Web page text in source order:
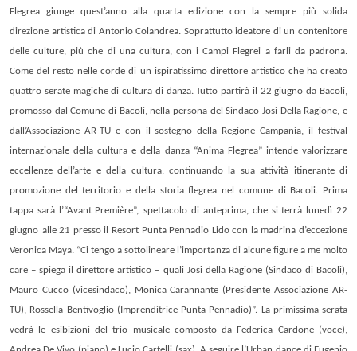
Flegrea giunge quest’anno alla quarta edizione con la sempre più solida
direzione artistica di Antonio Colandrea. Soprattutto ideatore di un contenitore
delle culture, più che di una cultura, con i Campi Flegrei a farli da padrona.
Come del resto nelle corde di un ispiratissimo direttore artistico che ha creato
quattro serate magiche di cultura di danza. Tutto partirà il 22 giugno da Bacoli,
promosso dal Comune di Bacoli, nella persona del Sindaco Josi Della Ragione, e
dall’Associazione AR-TU e con il sostegno della Regione Campania,il festival
internazionale della cultura e della danza “Anima Flegrea” intende valorizzare
eccellenze dell’arte e della cultura, continuando la sua attività itinerante di
promozione del territorio e della storia flegrea nel comune di Bacoli. Prima
tappa sarà l’“Avant Première”, spettacolo di anteprima, che si terrà
lunedì 22
giugno alle 21 presso il Resort Punta Pennadio Lido con la madrina d’eccezione
Veronica Maya. “Ci tengo a sottolineare l’importanza di alcune figure a me molto
care – spiega il direttore artistico – quali Josi della Ragione (Sindaco di Bacoli),
Mauro Cucco (vicesindaco), Monica Carannante (Presidente Associazione AR-
TU), Rossella Bentivoglio (Imprenditrice Punta Pennadio)”. La primissima serata
vedrà le esibizioni del trio musicale composto da Federica Cardone (voce),